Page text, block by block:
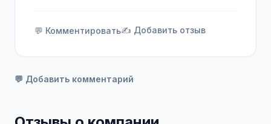
💬 Комментировать✍️ Добавить отзыв
💬 Добавить комментарий